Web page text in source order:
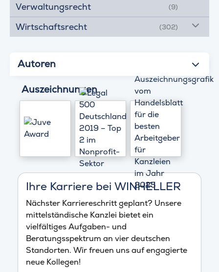
Verwaltungsrecht (9)
Wirtschaftsrecht (302)
Autoren
Auszeichnungen
Ihre Karriere bei WINHELLER
Nächster Karriereschritt geplant? Unsere
mittelständische Kanzlei bietet ein
vielfältiges Aufgaben- und
Beratungsspektrum an vier deutschen
Standorten. Wir freuen uns auf engagierte
neue Kollegen!